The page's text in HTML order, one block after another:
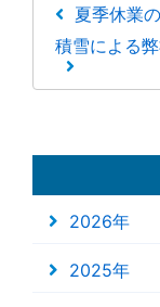
夏季休業
積雪による
2026年
2025年